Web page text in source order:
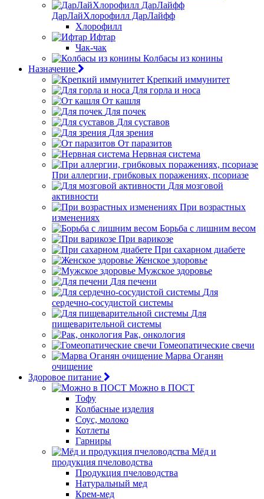
ДарЛайХлорофилл ДарЛайфф
Хлорофилл
Ифтар
Чак-чак
Колбасы из конины
Назначение
Крепкий иммунитет
Для горла и носа
От кашля
Для почек
Для суставов
Для зрения
От паразитов
Нервная система
При аллергии, грибковых поражениях, псориазе
Для мозговой
активности
При возрастных
изменениях
Борьба с лишним весом
При варикозе
При сахарном диабете
Женское здоровье
Мужское здоровье
Для печени
Для
сердечно-сосудистой системы
Для
пищеварительной системы
Рак, онкология
Гомеопатические свечи
Марва Оганян
очищение
Здоровое питание
Можно в ПОСТ
Тофу
Колбасные изделия
Соус, молоко
Котлеты
Гарниры
Мёд и
продукция пчеловодства
Продукция пчеловодства
Натуральный мед
Крем-мед